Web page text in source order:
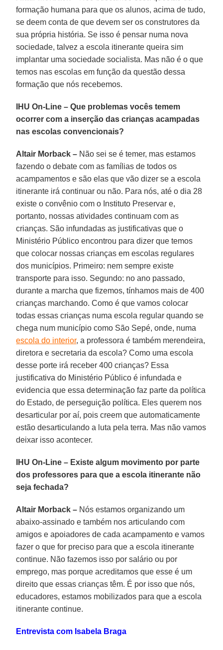
formação humana para que os alunos, acima de tudo,
se deem conta de que devem ser os construtores da
sua própria história. Se isso é pensar numa nova
sociedade, talvez a escola itinerante queira sim
implantar uma sociedade socialista. Mas não é o que
temos nas escolas em função da questão dessa
formação que nós recebemos.
IHU On-Line – Que problemas vocês temem
ocorrer com a inserção das crianças acampadas
nas escolas convencionais?
Altair Morback – Não sei se é temer, mas estamos
fazendo o debate com as famílias de todos os
acampamentos e são elas que vão dizer se a escola
itinerante irá continuar ou não. Para nós, até o dia 28
existe o convênio com o Instituto Preservar e,
portanto, nossas atividades continuam com as
crianças. São infundadas as justificativas que o
Ministério Público encontrou para dizer que temos
que colocar nossas crianças em escolas regulares
dos municípios. Primeiro: nem sempre existe
transporte para isso. Segundo: no ano passado,
durante a marcha que fizemos, tínhamos mais de 400
crianças marchando. Como é que vamos colocar
todas essas crianças numa escola regular quando se
chega num município como São Sepé, onde, numa
escola do interior, a professora é também merendeira,
diretora e secretaria da escola? Como uma escola
desse porte irá receber 400 crianças? Essa
justificativa do Ministério Público é infundada e
evidencia que essa determinação faz parte da política
do Estado, de perseguição política. Eles querem nos
desarticular por aí, pois creem que automaticamente
estão desarticulando a luta pela terra. Mas não vamos
deixar isso acontecer.
IHU On-Line – Existe algum movimento por parte
dos professores para que a escola itinerante não
seja fechada?
Altair Morback – Nós estamos organizando um
abaixo-assinado e também nos articulando com
amigos e apoiadores de cada acampamento e vamos
fazer o que for preciso para que a escola itinerante
continue. Não fazemos isso por salário ou por
emprego, mas porque acreditamos que esse é um
direito que essas crianças têm. É por isso que nós,
educadores, estamos mobilizados para que a escola
itinerante continue.
Entrevista com Isabela Braga